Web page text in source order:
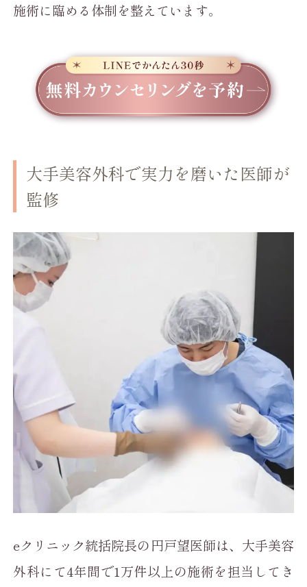
施術に臨める体制を整えています。
大手美容外科で実力を磨いた医師が
監修
eクリニック統括院長の円戸望医師は、大手美容
外科にて4年間で1万件以上の施術を担当してき